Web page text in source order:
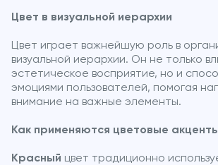
Цвет в визуальной иерархии
Цвет играет важнейшую роль в
визуальной иерархии. Он не только
эстетическое восприятие, но и
эмоциями пользователей, помогая
внимание на важные элементы.
Как применяются цветовые
Красный цвет традиционно